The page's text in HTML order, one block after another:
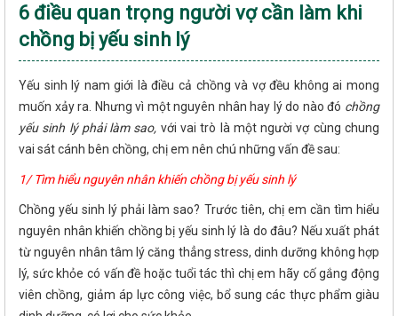
6 điều quan trọng người vợ cần làm khi
chồng bị yếu sinh lý
Yếu sinh lý nam giới là điều cả chồng và vợ đều không ai mong
muốn xảy ra. Nhưng vì một nguyên nhân hay lý do nào đó chồng
yếu sinh lý phải làm sao, với vai trò là một người vợ cùng chung
vai sát cánh bên chồng, chị em nên chú những vấn đề sau:
1/ Tìm hiểu nguyên nhân khiến chồng bị yếu sinh lý
Chồng yếu sinh lý phải làm sao? Trước tiên, chị em cần tìm hiểu
nguyên nhân khiến chồng bị yếu sinh lý là do đâu? Nếu xuất phát
từ nguyên nhân tâm lý căng thẳng stress, dinh dưỡng không hợp
lý, sức khỏe có vấn đề hoặc tuổi tác thì chị em hãy cố gắng động
viên chồng, giảm áp lực công việc, bổ sung các thực phẩm giàu